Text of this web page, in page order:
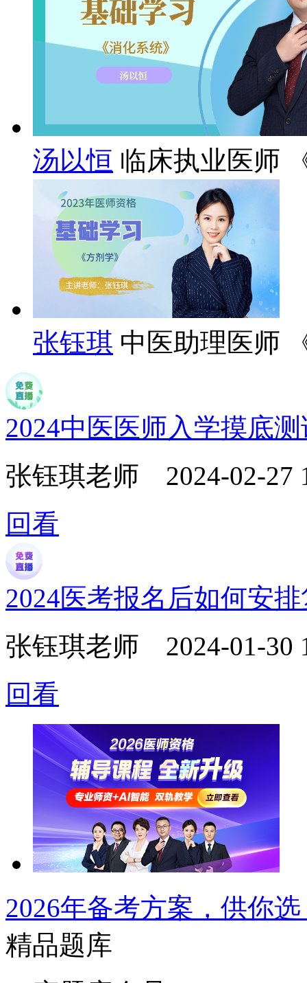
汤以恒 临床执业医师
张钰琪 中医助理医师
2024中医医师入学摸底
张钰琪老师 2024-02-27
回看
2024医考报名后如何安
张钰琪老师 2024-01-30
回看
2026年备考方案，供你
精品题库